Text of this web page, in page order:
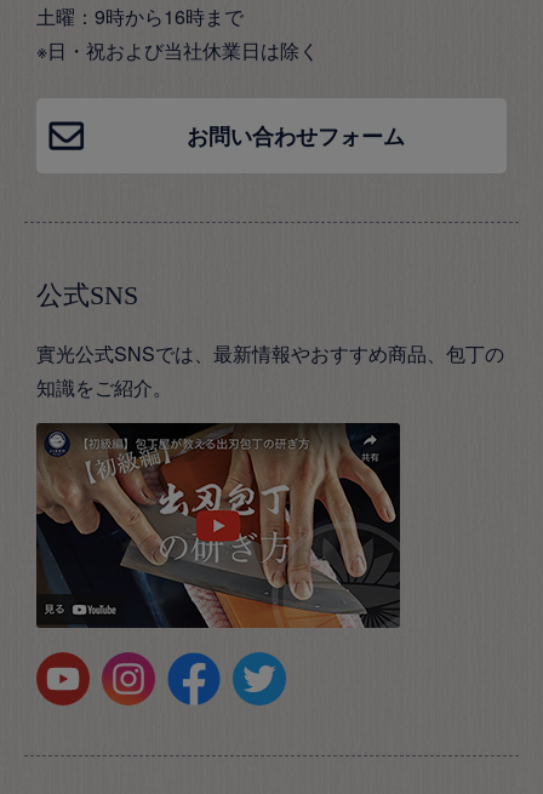
土曜：9時から16時まで
※日・祝および当社休業日は除く
お問い合わせフォーム
公式SNS
實光公式SNSでは、最新情報やおすすめ商品、包丁の
知識をご紹介。